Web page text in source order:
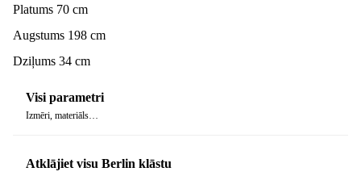
Platums 70 cm
Augstums 198 cm
Dziļums 34 cm
Visi parametri
Izmēri, materiāls…
Atklājiet visu Berlin klāstu